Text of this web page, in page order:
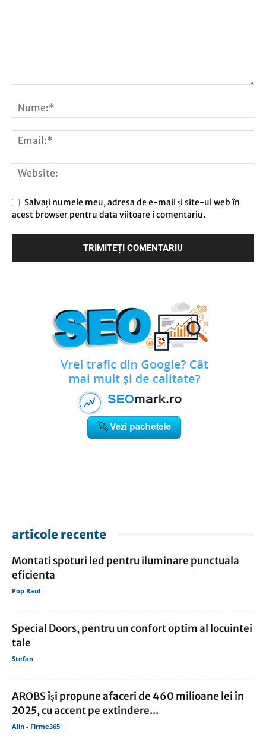
Salvați numele meu, adresa de e-mail și site-ul web în
acest browser pentru data viitoare i comentariu.
articole recente
Montati spoturi led pentru iluminare punctuala
eficienta
Pop Raul
Special Doors, pentru un confort optim al locuintei
tale
Stefan
AROBS îşi propune afaceri de 460 milioane lei în
2025, cu accent pe extindere...
Alin - Firme365